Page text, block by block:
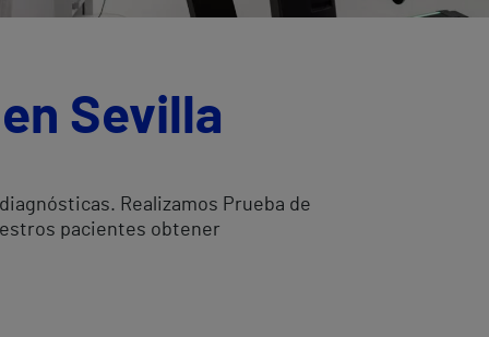
Sevilla
Realizamos Prueba de
pacientes obtener